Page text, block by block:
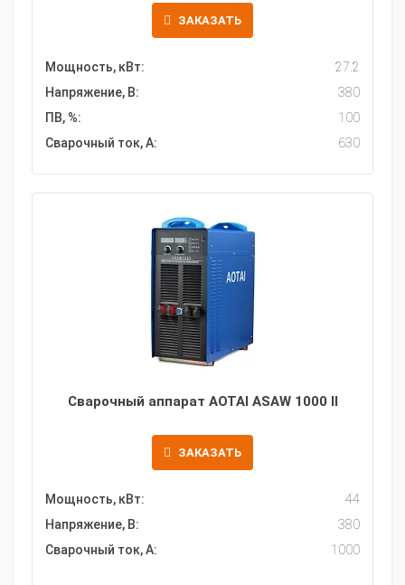
ЗАКАЗАТЬ
Мощность, кВт:
27.2
Напряжение, В:
380
ПВ, %:
100
Сварочный ток, А:
630
Сварочный аппарат AOTAI ASAW 1000 II
ЗАКАЗАТЬ
Мощность, кВт:
44
Напряжение, В:
380
Сварочный ток, А:
1000